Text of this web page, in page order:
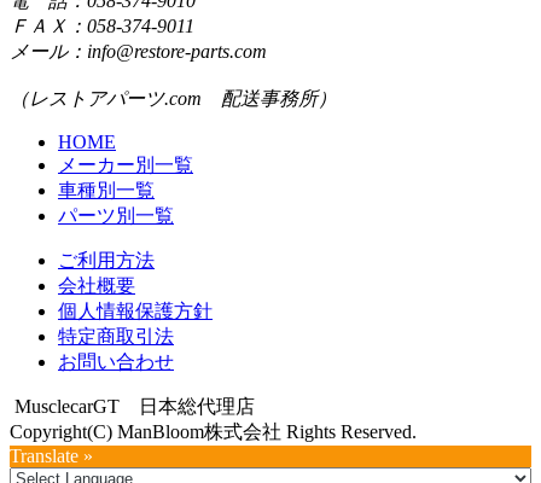
ＦＡＸ：058-374-9011
メール：info@restore-parts.com
（レストアパーツ.com 配送事務所）
HOME
メーカー別一覧
車種別一覧
パーツ別一覧
ご利用方法
会社概要
個人情報保護方針
特定商取引法
お問い合わせ
MusclecarGT 日本総代理店
Copyright(C) ManBloom株式会社 Rights Reserved.
Translate »